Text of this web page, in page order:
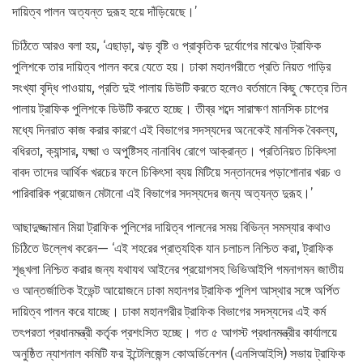
দায়িত্ব পালন অত্যন্ত দুরূহ হয়ে দাঁড়িয়েছে।’
চিঠিতে আরও বলা হয়, ‘এছাড়া, ঝড় বৃষ্টি ও প্রাকৃতিক দুর্যোগের মাঝেও ট্রাফিক
পুলিশকে তার দায়িত্ব পালন করে যেতে হয়। ঢাকা মহানগরীতে প্রতি নিয়ত গাড়ির
সংখ্যা বৃদ্ধি পাওয়ায়, প্রতি দুই পালায় ডিউটি করতে হলেও বর্তমানে কিছু ক্ষেত্রে তিন
পালায় ট্রাফিক পুলিশকে ডিউটি করতে হচ্ছে। তীব্র শব্দে সারাক্ষণ মানসিক চাপের
মধ্যে দিনরাত কাজ করার কারণে এই বিভাগের সদস্যদের অনেকেই মানসিক বৈকল্য,
বধিরতা, ক্যান্সার, যক্ষ্মা ও অপুষ্টিসহ নানাবিধ রোগে আক্রান্ত। প্রতিনিয়ত চিকিৎসা
বাবদ তাদের আর্থিক খরচের ফলে চিকিৎসা ব্যয় মিটিয়ে সন্তানদের পড়াশোনার খরচ ও
পারিবারিক প্রয়োজন মেটানো এই বিভাগের সদস্যদের জন্য অত্যন্ত দুরূহ।’
আছাদুজ্জামান মিয়া ট্রাফিক পুলিশের দায়িত্ব পালনের সময় বিভিন্ন সমস্যার কথাও
চিঠিতে উল্লেখ করেন— ‘এই শহরের প্রাত্যহিক যান চলাচল নিশ্চিত করা, ট্রাফিক
শৃঙ্খলা নিশ্চিত করার জন্য যথাযথ আইনের প্রয়োগসহ ভিভিআইপি গমনাগমন জাতীয়
ও আন্তর্জাতিক ইভেন্ট আয়োজনে ঢাকা মহানগর ট্রাফিক পুলিশ আস্থার সঙ্গে অর্পিত
দায়িত্ব পালন করে যাচ্ছে। ঢাকা মহানগরীর ট্রাফিক বিভাগের সদস্যদের এই কর্ম
তৎপরতা প্রধানমন্ত্রী কর্তৃক প্রশংসিত হচ্ছে। গত ৫ আগস্ট প্রধানমন্ত্রীর কার্যালয়ে
অনুষ্ঠিত ন্যাশনাল কমিটি ফর ইন্টেলিজেন্স কোঅর্ডিনেশন (এনসিআইসি) সভায় ট্রাফিক